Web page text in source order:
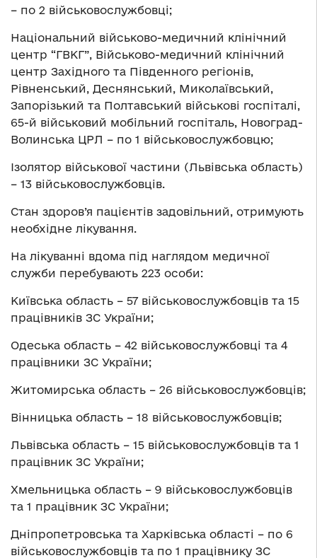
– по 2 військовослужбовці;
Національний військово-медичний клінічний
центр “ГВКГ”, Військово-медичний клінічний
центр Західного та Південного регіонів,
Рівненський, Деснянський, Миколаївський,
Запорізький та Полтавський військові госпіталі,
65-й військовий мобільний госпіталь, Новоград-
Волинська ЦРЛ – по 1 військовослужбовцю;
Ізолятор військової частини (Львівська область)
– 13 військовослужбовців.
Стан здоров’я пацієнтів задовільний, отримують
необхідне лікування.
На лікуванні вдома під наглядом медичної
служби перебувають 223 особи:
Київська область – 57 військовослужбовців та 15
працівників ЗС України;
Одеська область – 42 військовослужбовці та 4
працівники ЗС України;
Житомирська область – 26 військовослужбовців;
Вінницька область – 18 військовослужбовців;
Львівська область – 15 військовослужбовців та 1
працівник ЗС України;
Хмельницька область – 9 військовослужбовців
та 1 працівник ЗС України;
Дніпропетровська та Харківська області – по 6
військовослужбовців та по 1 працівнику ЗС